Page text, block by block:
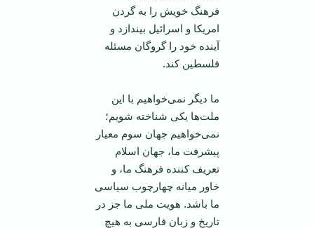
فرهنگ خويش را به گردن
امريكا و اسرائيل بيندازد و
آينده خود را ‏گروگان مسئله
فلسطين كند.‏
ما ديگر نمی‌خواهيم با اين
ملت‌ها يكی شناخته شويم؛
نمی‌خواهيم جهان سوم معيار
پيشرفت ما، جهان ‏اسلام
تعريف كننده فرهنگ ما، و
خاور ميانه چهارچوب سياسی
ما باشد. هويت ملی ما جز در
تاريخ و ‏زبان فارسی‎ ‎به هيچ